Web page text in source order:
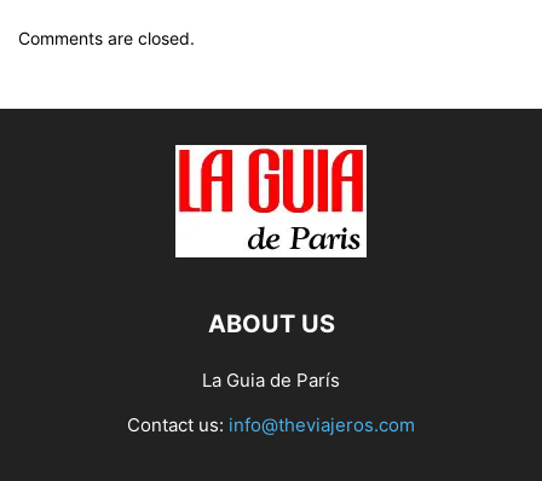
Comments are closed.
ABOUT US
La Guia de París
Contact us: info@theviajeros.com